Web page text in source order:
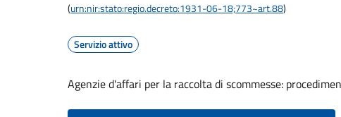
(urn:nir:stato:regio.decreto:1931-06-18;773~art.88)
Servizio attivo
Agenzie d'affari per la raccolta di scommesse: